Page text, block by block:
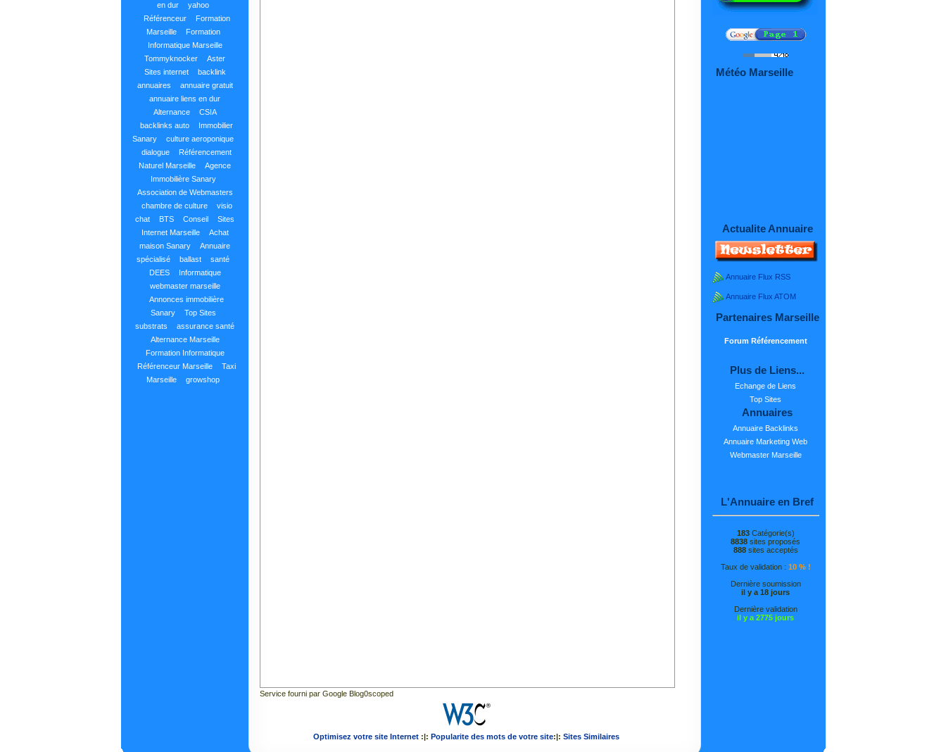
en dur
yahoo
Référenceur
Formation
Marseille
Formation
Informatique Marseille
Tommyknocker
Aster
Sites internet
backlink
annuaires
annuaire gratuit
annuaire liens en dur
Alternance
CSIA
backlinks auto
Immobilier
Sanary
culture aeroponique
dialogue
Référencement
Naturel Marseille
Agence
Immobilière Sanary
Association de Webmasters
chambre de culture
visio
chat
BTS Conseil
Sites
Internet Marseille
Achat
maison Sanary
Annuaire
spécialisé
ballast
santé
DEES
Informatique
webmaster marseille
Annonces immobilière
Sanary
Top Sites
substrats
assurance santé
Alternance Marseille
Formation Informatique
Référenceur Marseille
Taxi
Marseille
growshop
Service fourni par Google Blog0scoped
Optimisez votre site Internet :|: Popularite des mots de votre site:|: Sites Similaires
Météo Marseille
Actualite Annuaire
Annuaire Flux RSS
Annuaire Flux ATOM
Partenaires Marseille
Forum Référencement
Plus de Liens...
Echange de Liens
Top Sites
Annuaires
Annuaire Backlinks
Annuaire Marketing Web
Webmaster Marseille
L'Annuaire en Bref
183Catégorie(s)
8838 sites proposés
888sites acceptés
Taux de validation : 10 % !
Dernière soumission
il y a 18 jours
Dernière validation
il y a 2775 jours